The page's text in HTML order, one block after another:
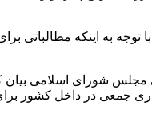
شورای اسلامی بیان
جمعی در داخل کشور